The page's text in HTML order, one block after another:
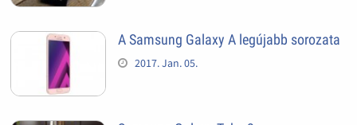
A Samsung Galaxy A legújabb sorozata
2017. Jan. 05.